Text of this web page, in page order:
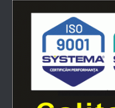
Skip to content